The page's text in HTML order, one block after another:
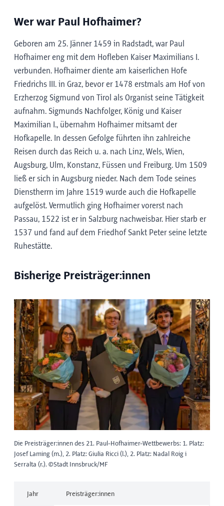
Wer war Paul Hofhaimer?
Geboren am 25. Jänner 1459 in Radstadt, war Paul
Hofhaimer eng mit dem Hofleben Kaiser Maximilians I.
verbunden. Hofhaimer diente am kaiserlichen Hofe
Friedrichs III. in Graz, bevor er 1478 erstmals am Hof von
Erzherzog Sigmund von Tirol als Organist seine Tätigkeit
aufnahm. Sigmunds Nachfolger, König und Kaiser
Maximilian I., übernahm Hofhaimer mitsamt der
Hofkapelle. In dessen Gefolge führten ihn zahlreiche
Reisen durch das Reich u. a. nach Linz, Wels, Wien,
Augsburg, Ulm, Konstanz, Füssen und Freiburg. Um 1509
ließ er sich in Augsburg nieder. Nach dem Tode seines
Dienstherrn im Jahre 1519 wurde auch die Hofkapelle
aufgelöst. Vermutlich ging Hofhaimer vorerst nach
Passau, 1522 ist er in Salzburg nachweisbar. Hier starb er
1537 und fand auf dem Friedhof Sankt Peter seine letzte
Ruhestätte.
Bisherige Preisträger:innen
Die Preisträger:innen des 21. Paul-Hofhaimer-Wettbewerbs: 1. Platz:
Josef Laming (m.), 2. Platz: Giulia Ricci (l.), 2. Platz: Nadal Roig i
Serralta (r.). ©Stadt Innsbruck/MF
Jahr Preisträger:innen